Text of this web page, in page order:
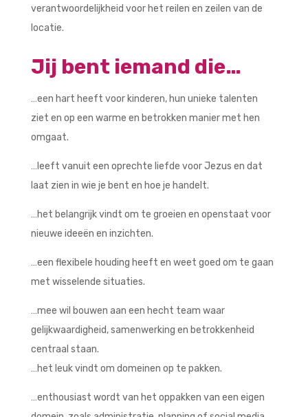
verantwoordelijkheid voor het reilen en zeilen van de
locatie.
Jij bent iemand die…
…een hart heeft voor kinderen, hun unieke talenten
ziet en op een warme en betrokken manier met hen
omgaat.
…leeft vanuit een oprechte liefde voor Jezus en dat
laat zien in wie je bent en hoe je handelt.
…het belangrijk vindt om te groeien en openstaat voor
nieuwe ideeën en inzichten.
…een flexibele houding heeft en weet goed om te gaan
met wisselende situaties.
…mee wil bouwen aan een hecht team waar
gelijkwaardigheid, samenwerking en betrokkenheid
centraal staan.
…het leuk vindt om domeinen op te pakken.
…enthousiast wordt van het oppakken van een eigen